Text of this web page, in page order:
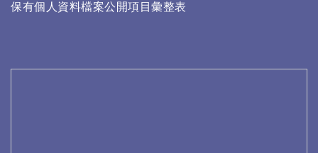
保有個人資料檔案公開項目彙整表